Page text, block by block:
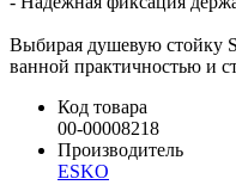
Выбирая душевую стойку
ванной практичностью и
Код товара
00-00008218
Производитель
ESKO